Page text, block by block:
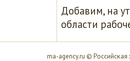
Добавим, на
области
ma-agency.ru ©